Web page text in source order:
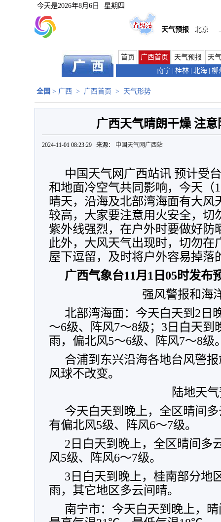
今天是2026年8月6日 星期四
天气预报 北京
首页 广西首页 天气预报
天
南宁
桂林 北海 柳
全国 > 广西 > 广西首页 > 天气形势
广西天气晴朗干燥 注
2024-11-01 08:23:29 来源： 中国天气网广西站
中国天气网广西站讯 预计受
和地面冷空气共同影响， 今天（
晴天，沿海及北部湾海面有大风
较高，大家要注意用火安全，切
紫外线强烈，在户外时要做好防
此外，大风天气出现时，切勿在
屋下逗留，及时将户外容易掉落
广西气象台11月1日05时发布
强风警报和海
北部湾海面：今天白天到2日
～6级、阵风7～8级；3日白天
雨，偏北风5～6级、阵风7～8级
合浦到东兴沿海各地台风警
风球不改变。
陆地天
今天白天到晚上，全区晴间
有偏北风5级、阵风6～7级。
2日白天到晚上，全区晴间多
风5级、阵风6～7级。
3日白天到晚上，桂南部分地
雨，其它地区多云间晴。
南宁市：今天白天到晚上，